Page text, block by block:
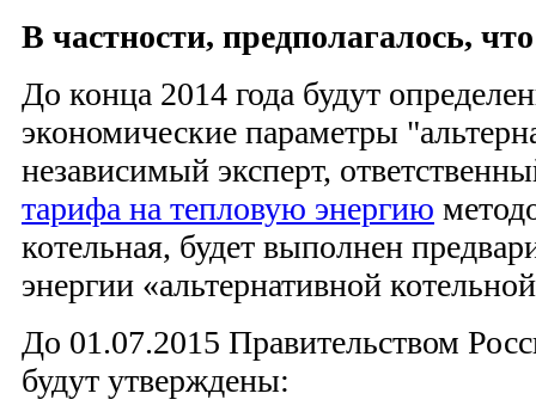
В частности, предполагалось,
До конца 2014 года будут
экономические параметры
независимый эксперт,
тарифа на тепловую энергию
котельная, будет выполнен
энергии «альтернативной
До 01.07.2015 Правительством
будут утверждены: